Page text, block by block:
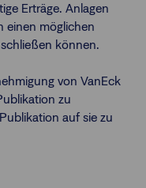
Erträge. Anlagen
einen möglichen
können.
von VanEck
zu
auf sie zu